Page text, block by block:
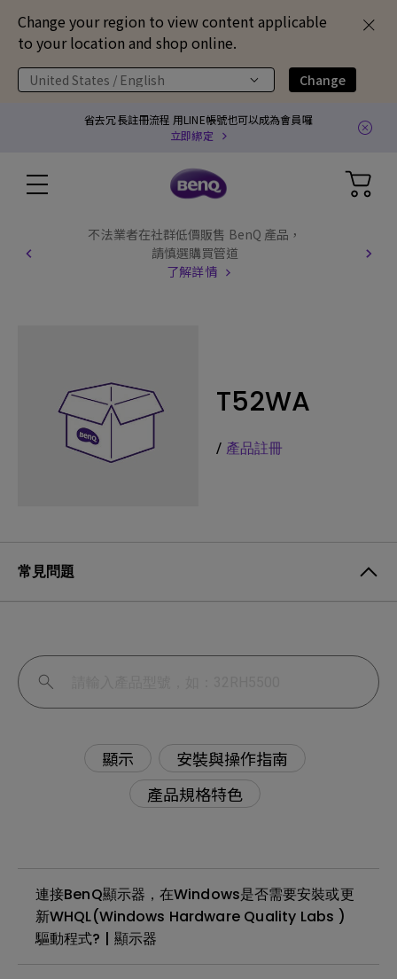
Change your region to view content applicable
to your location and shop online.
United States / English Change
省去冗長註冊流程 用LINE帳號也可以成為會員囉
立即綁定
不法業者在社群低價販售 BenQ 產品，
請慎選購買管道
了解詳情
T52WA
/ 產品註冊
常見問題
顯示
安裝與操作指南
產品規格特色
連接BenQ顯示器，在Windows是否需要安裝或更
新WHQL(Windows Hardware Quality Labs )
驅動程式? | 顯示器